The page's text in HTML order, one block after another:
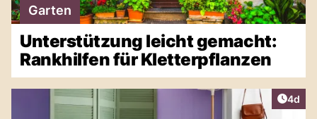
Garten
Unterstützung leicht gemacht:
Rankhilfen für Kletterpflanzen
4d